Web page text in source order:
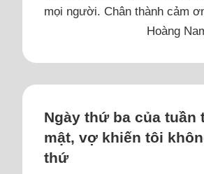
mọi người. Chân thành cảm
Hoàng
Ngày thứ ba của tuần
mật, vợ khiến tôi
thứ